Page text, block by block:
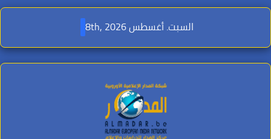
Skip
content
السبت. أغسطس 8th, 2026